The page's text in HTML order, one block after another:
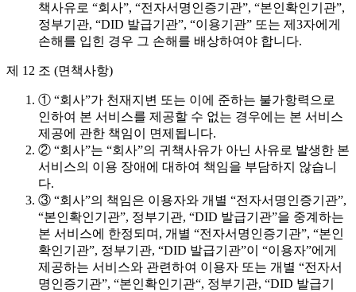
책사유로 “회사”, “전자서명인증기관”, “본인확인기관”,
정부기관, “DID 발급기관”, “이용기관” 또는 제3자에게
손해를 입힌 경우 그 손해를 배상하여야 합니다.
제 12 조 (면책사항)
① “회사”가 천재지변 또는 이에 준하는 불가항력으로
인하여 본 서비스를 제공할 수 없는 경우에는 본 서비스
제공에 관한 책임이 면제됩니다.
② “회사”는 “회사”의 귀책사유가 아닌 사유로 발생한 본
서비스의 이용 장애에 대하여 책임을 부담하지 않습니
다.
③ “회사”의 책임은 이용자와 개별 “전자서명인증기관”,
“본인확인기관”, 정부기관, “DID 발급기관”을 중계하는
본 서비스에 한정되며, 개별 “전자서명인증기관”, “본인
확인기관”, 정부기관, “DID 발급기관”이 “이용자”에게
제공하는 서비스와 관련하여 이용자 또는 개별 “전자서
명인증기관”, “본인확인기관“, 정부기관, “DID 발급기